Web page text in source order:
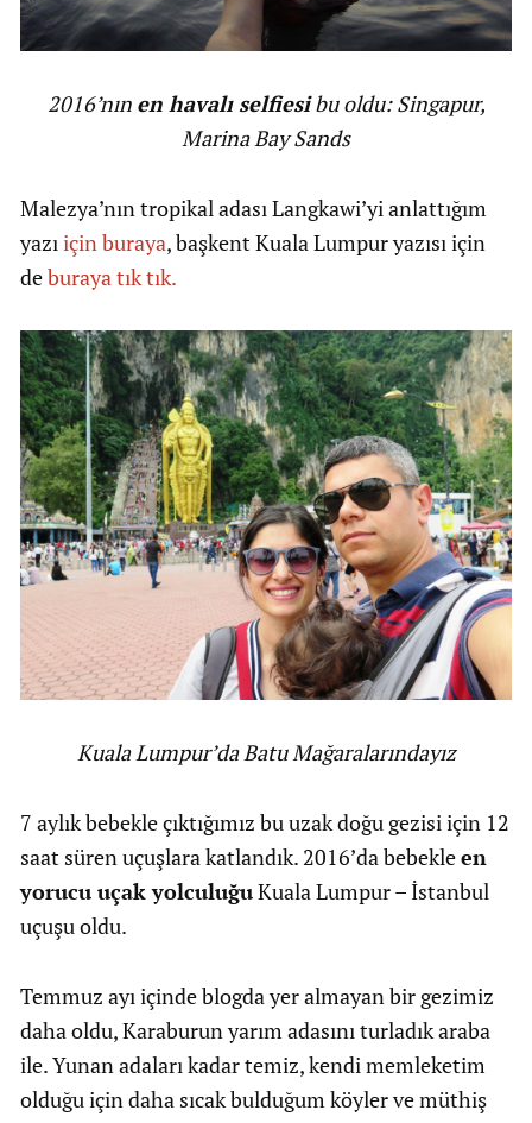
2016’nın en havalı selfiesibu oldu: Singapur,
Marina Bay Sands
Malezya’nın tropikal adası Langkawi’yi anlattığım
yazıiçin buraya, başkent Kuala Lumpur yazısı için
deburaya tık tık.
Kuala Lumpur’da Batu Mağaralarındayız
7 aylık bebekle çıktığımız bu uzak doğu gezisi için 12
saat süren uçuşlara katlandık. 2016’da bebekleen
yorucu uçak yolculuğuKuala Lumpur – İstanbul
uçuşu oldu.
Temmuz ayı içinde blogda yer almayan bir gezimiz
daha oldu, Karaburun yarım adasını turladık araba
ile. Yunan adaları kadar temiz, kendi memleketim
olduğu için daha sıcak bulduğum köyler ve müthiş